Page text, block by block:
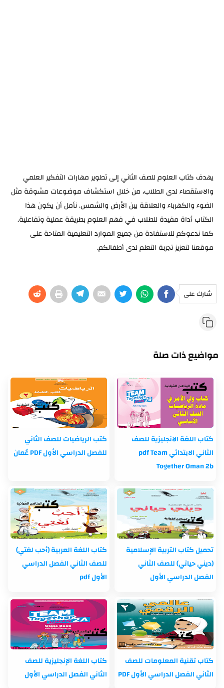
يهدف كتاب العلوم للصف الثاني إلى تطوير مهارات التفكير العلمي
والاستقصاء لدى الطلاب، من خلال استكشاف موضوعات مشوقة مثل
الضوء والكهرباء والعلاقة بين الأرض والشمس. نأمل أن يكون هذا
الكتاب أداة مفيدة للطلاب في فهم العلوم بطريقة عملية وتفاعلية.
كما ندعوكم للاستفادة من جميع الموارد التعليمية المتاحة على
موقعنا لتعزيز تجربة التعلم لدى أطفالكم.
شارك على
مواضيع ذات صلة
كتاب اللغة الانجليزية للصف
الثاني الابتدائي pdf Team
Together Oman 2b
كتب الرياضيات للصف الثاني
للفصل الدراسي الأول PDF عُمان
تحميل كتاب التربية الإسلامية
(ديني حياتي) للصف الثاني
الفصل الدراسي الأول
كتاب اللغة العربية (أحب لغتي)
للصف الثاني الفصل الدراسي
الأول pdf
كتاب تقنية المعلومات للصف
الثاني الفصل الدراسي الأول PDF
كتاب اللغة الإنجليزية للصف
الثاني الفصل الدراسي الأول